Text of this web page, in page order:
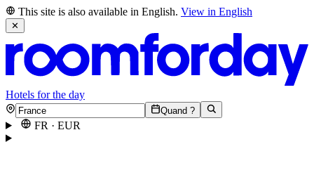
This site is also available in English. View in English
✕
Hotels for the day
Quand ?
FR · EUR